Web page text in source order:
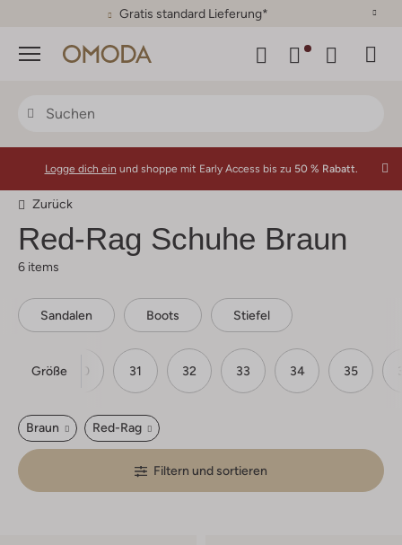
30 Tage Rückgaberecht
Menü
Logge dich ein und shoppe mit Early Access bis zu 50 % Rabatt.
Zurück
Red-Rag Schuhe Braun
6 items
Sandalen Boots Stiefel
Größe
29 30 31 32 33 34 35
Braun Red-Rag
Filtern und sortieren